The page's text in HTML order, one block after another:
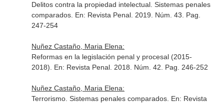
Delitos contra la propiedad intelectual. Sistemas penales
comparados. En: Revista Penal. 2019. Núm. 43. Pag.
247-254
Nuñez Castaño, Maria Elena:
Reformas en la legislación penal y procesal (2015-
2018). En: Revista Penal. 2018. Núm. 42. Pag. 246-252
Nuñez Castaño, Maria Elena:
Terrorismo. Sistemas penales comparados. En: Revista